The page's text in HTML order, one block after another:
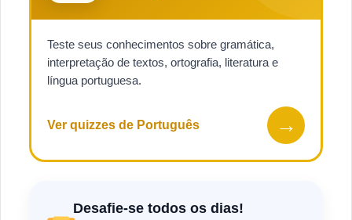
Teste seus conhecimentos sobre gramática,
interpretação de textos, ortografia, literatura e
língua portuguesa.
Ver quizzes de Português →
Desafie-se todos os dias!